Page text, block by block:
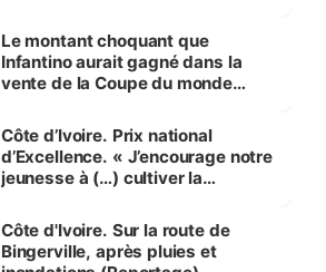
Le montant choquant que
Infantino aurait gagné dans la
vente de la Coupe du monde
Côte d’Ivoire. Prix national
d’Excellence. « J’encourage notre
jeunesse à (…) cultiver la
(Alassane Ouattara
Côte d'Ivoire. Sur la route de
Bingerville, après pluies et